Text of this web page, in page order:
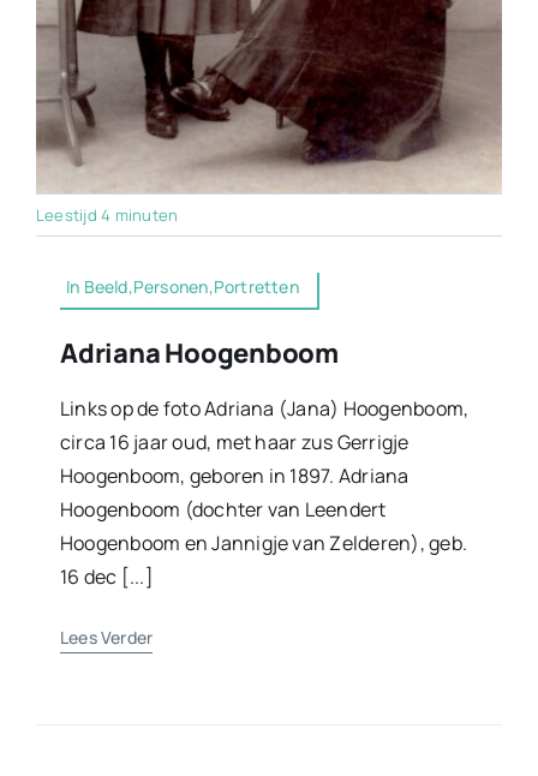
Leestijd 4 minuten
In Beeld,Personen,Portretten
Adriana Hoogenboom
Links op de foto Adriana (Jana) Hoogenboom,
circa 16 jaar oud, met haar zus Gerrigje
Hoogenboom, geboren in 1897. Adriana
Hoogenboom (dochter van Leendert
Hoogenboom en Jannigje van Zelderen), geb.
16 dec [...]
Lees Verder